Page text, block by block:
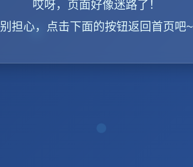
哎呀，页面好像迷路了！
别担心，点击下面的按钮返回首页吧~